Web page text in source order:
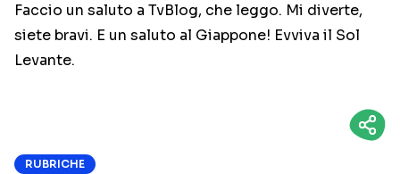
Faccio un saluto a TvBlog, che leggo. Mi diverte,
siete bravi. E un saluto al Giappone! Evviva il Sol
Levante.
RUBRICHE